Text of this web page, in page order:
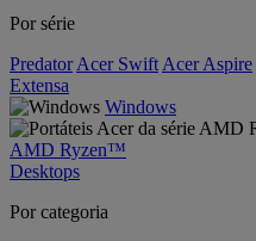
Por série
Predator Acer Swift Acer Aspire
Extensa
Windows
AMD Ryzen™
Desktops
Por categoria